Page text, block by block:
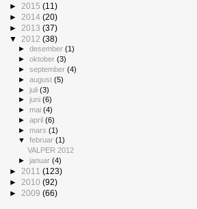
► 2015 (11)
► 2014 (20)
► 2013 (37)
▼ 2012 (38)
►desember(1)
►oktober(3)
►september(4)
►august(5)
►juli(3)
►juni(6)
► mai(4)
►april(6)
► mars(1)
▼februar(1)
VALPER 2012
►januar(4)
► 2011 (123)
► 2010 (92)
► 2009 (66)